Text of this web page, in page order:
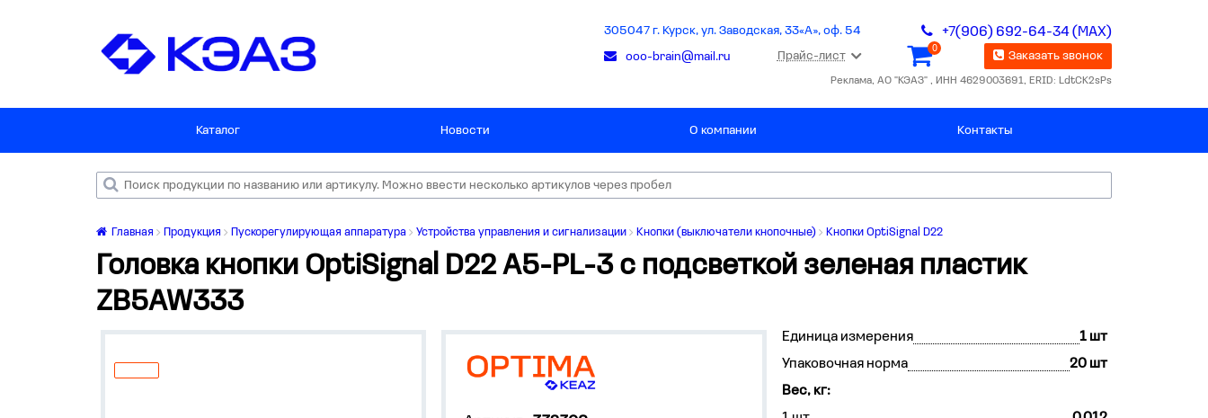
305047 г. Курск, ул. Заводская, 33«А», оф. 54 +7(906) 692-64-34 (MAX)
ooo-brain@mail.ru Прайс-лист
0
Заказать звонок
Реклама, АО "КЭАЗ" , ИНН 4629003691, ERID: LdtCK2sPs
Каталог Новости О компании Контакты
Главная Продукция Пускорегулирующая аппаратура Устройства управления и сигнализации Кнопки (выключатели кнопочные) Кнопки OptiSignal D22
Головка кнопки OptiSignal D22 A5-PL-3 с подсветкой зеленая пластик
ZB5AW333
Единица измерения
1 шт
Упаковочная норма
20 шт
Вес, кг: